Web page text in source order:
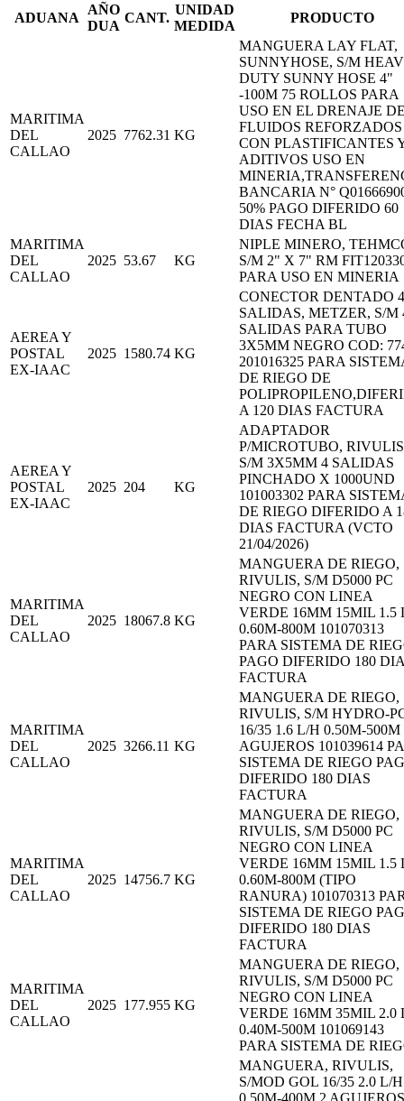
ADUANA
AÑO
DUA
CANT.
UNIDAD
MEDIDA
PRODUCTO
MARITIMA
DEL
CALLAO
2025 7762.31 KG
MANGUERA LAY FLAT,
SUNNYHOSE, S/M
DUTY SUNNY HOSE 4"
-100M 75 ROLLOS PARA
USO EN EL DRENAJE
FLUIDOS REFORZADOS
CON PLASTIFICANTES
ADITIVOS USO EN
BANCARIA N°
50% PAGO DIFERIDO 60
DIAS FECHA BL
MARITIMA
DEL
CALLAO
2025 53.67 KG
NIPLE MINERO,
S/M 2" X 7" RM
PARA USO EN MINERIA
AEREA Y
POSTAL
EX-IAAC
2025 1580.74 KG
CONECTOR DENTADO 4
SALIDAS, METZER, S/M
SALIDAS PARA TUBO
3X5MM NEGRO COD:
201016325 PARA
DE RIEGO DE
A 120 DIAS FACTURA
AEREA Y
POSTAL
EX-IAAC
2025 204 KG
ADAPTADOR
P/MICROTUBO,
S/M 3X5MM 4 SALIDAS
PINCHADO X 1000UND
101003302 PARA
DE RIEGO DIFERIDO A
DIAS FACTURA (VCTO
21/04/2026)
MARITIMA
DEL
CALLAO
2025 18067.8 KG
MANGUERA DE RIEGO,
RIVULIS, S/M D5000 PC
NEGRO CON LINEA
VERDE 16MM 15MIL 1.5
0.60M-800M 101070313
PARA SISTEMA DE
PAGO DIFERIDO 180
FACTURA
MARITIMA
DEL
CALLAO
2025 3266.11 KG
MANGUERA DE RIEGO,
RIVULIS, S/M HYDRO-
16/35 1.6 L/H 0.50M-500M
AGUJEROS 101039614
SISTEMA DE RIEGO
DIFERIDO 180 DIAS
FACTURA
MARITIMA
DEL
CALLAO
2025 14756.7 KG
MANGUERA DE RIEGO,
RIVULIS, S/M D5000 PC
NEGRO CON LINEA
VERDE 16MM 15MIL 1.5
0.60M-800M (TIPO
RANURA) 101070313
SISTEMA DE RIEGO
DIFERIDO 180 DIAS
FACTURA
MARITIMA
DEL
CALLAO
2025 177.955 KG
MANGUERA DE RIEGO,
RIVULIS, S/M D5000 PC
NEGRO CON LINEA
VERDE 16MM 35MIL 2.0
0.40M-500M 101069143
PARA SISTEMA DE
MANGUERA, RIVULIS,
S/MOD GOL 16/35 2.0 L/H
0.50M-400M 2 AGUJEROS